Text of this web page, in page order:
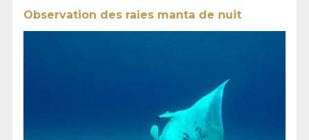
Observation des raies manta de nuit